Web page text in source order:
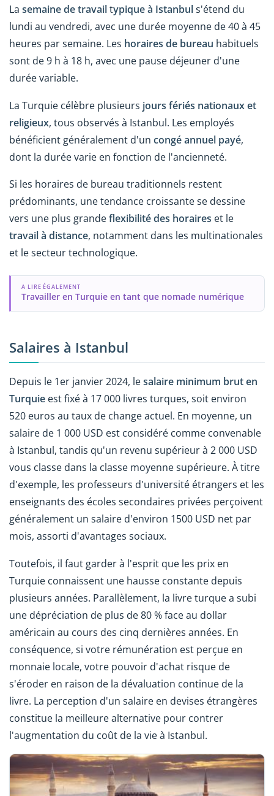
La semaine de travailtypique à Istanbuls'étend du
lundi au vendredi, avec une durée moyenne de 40 à 45
heures par semaine. Les horaires de bureau habituels
sont de 9 h à 18 h, avec une pause déjeuner d'une
durée variable.
La Turquie célèbre plusieurs jours fériés nationaux et
religieux, tous observés à Istanbul. Les employés
bénéficient généralement d'un congé annuel payé,
dont la durée varie en fonction de l'ancienneté.
Si les horaires de bureau traditionnels restent
prédominants, une tendance croissante se dessine
vers une plus grandeflexibilité des horaires et le
travail à distance, notamment dans les multinationales
et le secteur technologique.
A LIRE ÉGALEMENT
Travailler en Turquie en tant que nomade numérique
Salaires à Istanbul
Depuis le 1er janvier 2024, lesalaire minimum brut en
Turquie est fixé à 17 000 livres turques, soit environ
520 euros au taux de change actuel. En moyenne, un
salaire de 1 000 USD est considéré comme convenable
à Istanbul, tandis qu'un revenu supérieur à 2 000 USD
vous classe dans la classe moyenne supérieure. À titre
d'exemple, les professeurs d'université étrangers et les
enseignants des écoles secondaires privées perçoivent
généralement un salaire d'environ 1500 USD net par
mois, assorti d'avantages sociaux.
Toutefois, il faut garder à l'esprit que les prix en
Turquie connaissent une hausse constante depuis
plusieurs années. Parallèlement, la livre turque a subi
une dépréciation de plus de 80 % face au dollar
américain au cours des cinq dernières années. En
conséquence, si votre rémunération est perçue en
monnaie locale, votre pouvoir d'achat risque de
s'éroder en raison de la dévaluation continue de la
livre. La perception d'un salaire en devises étrangères
constitue la meilleure alternative pour contrer
l'augmentation du coût de la vie à Istanbul.